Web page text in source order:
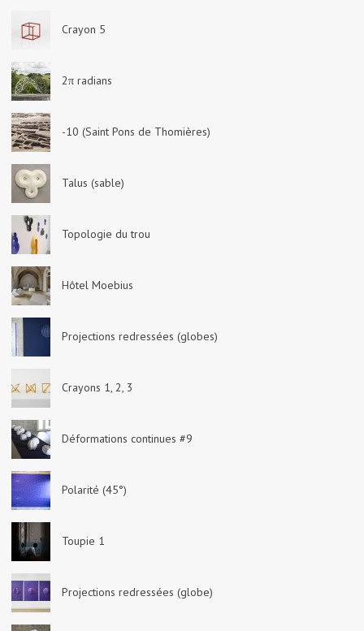
Crayon 5
2π radians
-10 (Saint Pons de Thomières)
Talus (sable)
Topologie du trou
Hôtel Moebius
Projections redressées (globes)
Crayons 1, 2, 3
Déformations continues #9
Polarité (45°)
Toupie 1
Projections redressées (globe)